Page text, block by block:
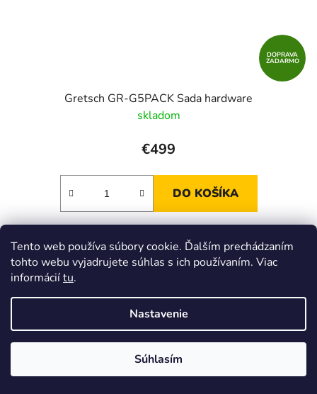
Tento web používa súbory cookie. Ďalším prechádzaním
tohto webu vyjadrujete súhlas s ich používaním. Viac
informáciítu.
Nastavenie
Súhlasím
DOPRAVA
ZADARMO
Gretsch GR-G5PACK Sada hardware
skladom
€499
DO KOŠÍKA
Gretsch GR-G5PACK Sada hardware
Kód:50Y110354